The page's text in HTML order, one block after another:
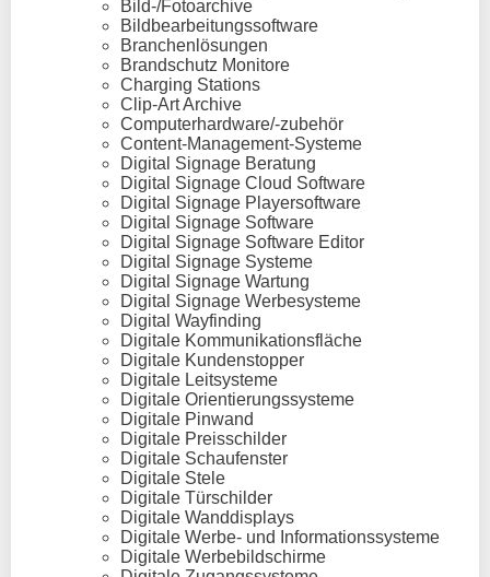
Bild-/Fotoarchive
Bildbearbeitungssoftware
Branchenlösungen
Brandschutz Monitore
Charging Stations
Clip-Art Archive
Computerhardware/-zubehör
Content-Management-Systeme
Digital Signage Beratung
Digital Signage Cloud Software
Digital Signage Playersoftware
Digital Signage Software
Digital Signage Software Editor
Digital Signage Systeme
Digital Signage Wartung
Digital Signage Werbesysteme
Digital Wayfinding
Digitale Kommunikationsfläche
Digitale Kundenstopper
Digitale Leitsysteme
Digitale Orientierungssysteme
Digitale Pinwand
Digitale Preisschilder
Digitale Schaufenster
Digitale Stele
Digitale Türschilder
Digitale Wanddisplays
Digitale Werbe- und Informationssysteme
Digitale Werbebildschirme